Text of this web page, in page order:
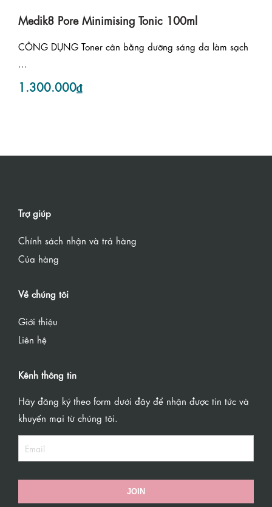
Medik8 Pore Minimising Tonic 100ml
CÔNG DỤNG Toner cân bằng dưỡng sáng da làm sạch
1.300.000₫
Trợ giúp
Chính sách nhận và trả hàng
Của hàng
Về chúng tôi
Giới thiệu
Liên hệ
Kênh thông tin
Hãy đăng ký theo form dưới đây để nhận được tin tức và
khuyến mại từ chúng tôi.
JOIN